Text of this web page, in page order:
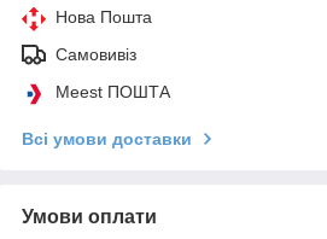
Нова Пошта
Самовивіз
Meest ПОШТА
Всі умови доставки
Умови оплати